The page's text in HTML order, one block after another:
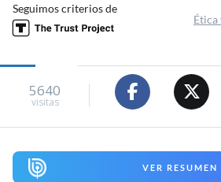
Seguimos criterios de
Ética
5640
visitas
VER RESUMEN